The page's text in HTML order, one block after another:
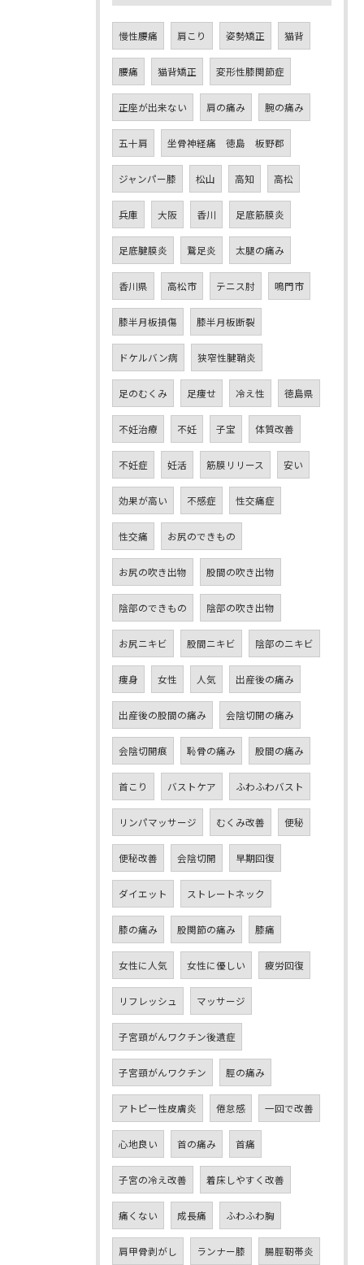
慢性腰痛 肩こり 姿勢矯正 猫背
腰痛 猫背矯正 変形性膝関節症
正座が出来ない 肩の痛み 腕の痛み
五十肩 坐骨神経痛 徳島 板野郡
ジャンパー膝 松山 高知 高松
兵庫 大阪 香川 足底筋膜炎
足底腱膜炎 鵞足炎 太腿の痛み
香川県 高松市 テニス肘 鳴門市
膝半月板損傷 膝半月板断裂
ドケルバン病 狭窄性腱鞘炎
足のむくみ 足痩せ 冷え性 徳島県
不妊治療 不妊 子宝 体質改善
不妊症 妊活 筋膜リリース 安い
効果が高い 不感症 性交痛症
性交痛 お尻のできもの
お尻の吹き出物 股間の吹き出物
陰部のできもの 陰部の吹き出物
お尻ニキビ 股間ニキビ 陰部のニキビ
痩身 女性 人気 出産後の痛み
出産後の股間の痛み 会陰切開の痛み
会陰切開痕 恥骨の痛み 股間の痛み
首こり バストケア ふわふわバスト
リンパマッサージ むくみ改善 便秘
便秘改善 会陰切開 早期回復
ダイエット ストレートネック
膝の痛み 股関節の痛み 膝痛
女性に人気 女性に優しい 疲労回復
リフレッシュ マッサージ
子宮頸がんワクチン後遺症
子宮頸がんワクチン 脛の痛み
アトピー性皮膚炎 倦怠感 一回で改善
心地良い 首の痛み 首痛
子宮の冷え改善 着床しやすく改善
痛くない 成長痛 ふわふわ胸
肩甲骨剥がし ランナー膝 腸脛靭帯炎